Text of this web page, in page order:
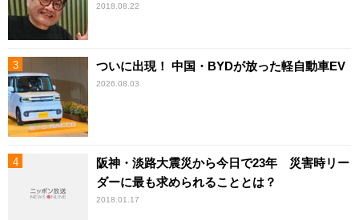
2018.08.22
ついに出現！ 中国・BYDが放った軽自動車EV
2026.08.03
阪神・淡路大震災から今日で23年 災害時リー
ダーに最も求められることとは？
2018.01.17